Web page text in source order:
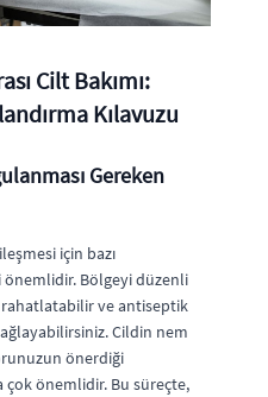
Cilt Bakımı:
Kılavuzu
Gereken
için bazı
Bölgeyi düzenli
ve antiseptik
Cildin nem
önerdiği
önemlidir. Bu süreçte,